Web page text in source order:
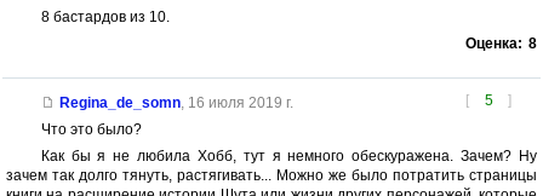
8 бастардов из 10.
Оценка: 8
[ 5 ]
Regina_de_somn, 16 июля 2019 г.
Что это было?
Как бы я не любила Хобб, тут я немного обескуражена. Зачем? Ну
зачем так долго тянуть, растягивать... Можно же было потратить страницы